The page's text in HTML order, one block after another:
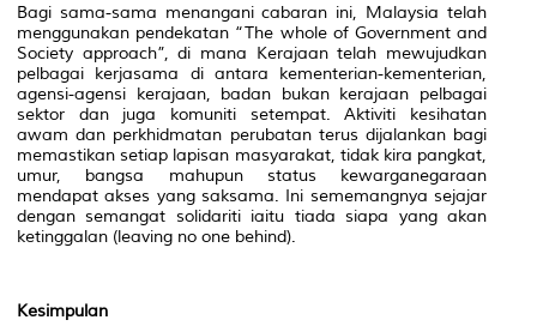
Bagi sama-sama menangani cabaran ini, Malaysia telah
menggunakan pendekatan “The whole of Government and
Society approach”, di mana Kerajaan telah mewujudkan
pelbagai kerjasama di antara kementerian-kementerian,
agensi-agensi kerajaan, badan bukan kerajaan pelbagai
sektor dan juga komuniti setempat. Aktiviti kesihatan
awam dan perkhidmatan perubatan terus dijalankan bagi
memastikan setiap lapisan masyarakat, tidak kira pangkat,
umur, bangsa mahupun status kewarganegaraan
mendapat akses yang saksama. Ini sememangnya sejajar
dengan semangat solidariti iaitu tiada siapa yang akan
ketinggalan (leaving no one behind).
Kesimpulan